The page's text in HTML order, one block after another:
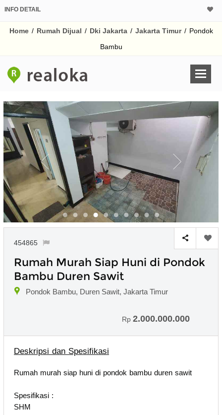
INFO DETAIL
Home / Rumah Dijual / Dki Jakarta / Jakarta Timur / Pondok
Bambu
454865
Rumah Murah Siap Huni di Pondok
Bambu Duren Sawit
Pondok Bambu, Duren Sawit, Jakarta Timur
Rp 2.000.000.000
Deskripsi dan Spesifikasi
Rumah murah siap huni di pondok bambu duren sawit
Spesifikasi :
SHM
Harga Rp
% /th
pada kotak-
Simpan